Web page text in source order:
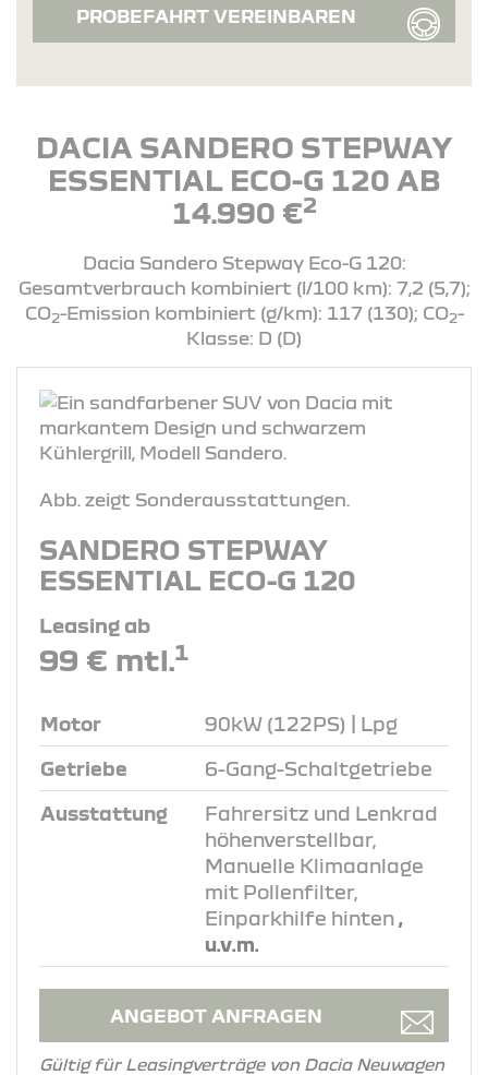
PROBEFAHRT VEREINBAREN
DACIA SANDERO STEPWAY
ESSENTIAL ECO-G 120 AB
14.990 €2
Dacia Sandero Stepway Eco-G 120:
Gesamtverbrauch kombiniert (l/100 km): 7,2 (5,7);
CO2-Emission kombiniert (g/km): 117 (130); CO2-
Klasse: D (D)
Abb. zeigt Sonderausstattungen.
SANDERO STEPWAY
ESSENTIAL ECO-G 120
Leasing ab
99 € mtl.1
Motor 90kW (122PS) | Lpg
Getriebe 6-Gang-Schaltgetriebe
Ausstattung
Fahrersitz und Lenkrad
höhenverstellbar,
Manuelle Klimaanlage
mit Pollenfilter,
Einparkhilfe hinten ,
u.v.m.
ANGEBOT ANFRAGEN
Gültig für Leasingverträge von Dacia Neuwagen